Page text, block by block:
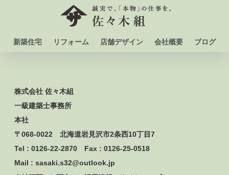
新築住宅 リフォーム 店舗デザイン 会社概要 ブログ
株式会社 佐々木組
一級建築士事務所
本社
〒068-0022 北海道岩見沢市2条西10丁目7
Tel : 0126-22-2870 Fax : 0126-25-0518
Mail : sasaki.s32@outlook.jp